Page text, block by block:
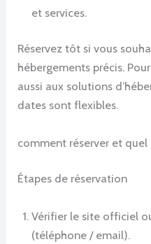
et services.
Réservez tôt si vous
hébergements précis.
aussi aux solutions
dates sont flexibles.
comment réserver et
Étapes de réservation
Vérifier le site officiel
(téléphone / email).